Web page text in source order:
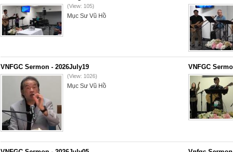
(View: 105)
Mục Sư Vũ Hồ
VNFGC Sermon - 2026July19
(View: 1026)
Mục Sư Vũ Hồ
VNFGC